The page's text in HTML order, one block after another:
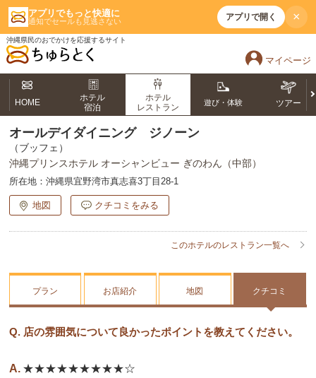
アプリでもっと快適に
通知でセールも見逃さない アプリで開く ×
沖縄県民のおでかけを応援するサイト
マイページ
HOME
ホテル
宿泊
ホテル
レストラン
遊び・体験 ツアー
オールデイダイニング ジノーン
（ブッフェ）
沖縄プリンスホテル オーシャンビュー ぎのわん（中部）
所在地： 沖縄県宜野湾市真志喜3丁目28-1
地図 クチコミをみる
このホテルのレストラン一覧へ
プラン お店紹介 地図 クチコミ
Q. 店の雰囲気について良かったポイントを教えてください。
★★★★★★★★★☆